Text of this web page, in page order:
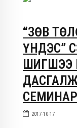
“ЗӨВ
ҮНДЭС”
ШИГШЭЭ
2017-10-17